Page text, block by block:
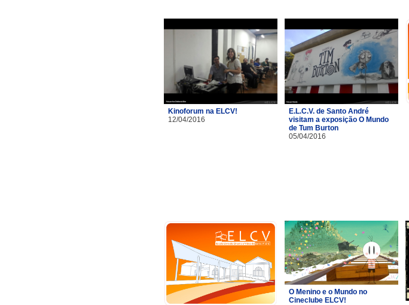
Kinoforum na ELCV!
12/04/2016
E.L.C.V. de Santo André
visitam a exposição O Mundo
de Tum Burton
05/04/2016
O Menino e o Mundo no
Cineclube ELCV!